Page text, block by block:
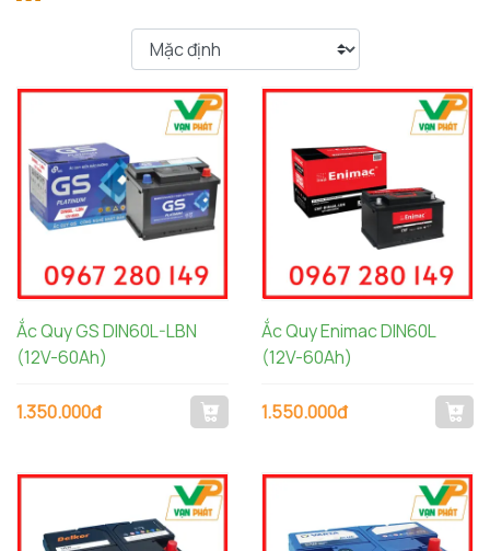
Ắc Quy GS DIN60L-LBN
(12V-60Ah)
1.350.000đ
Ắc Quy Enimac DIN60L
(12V-60Ah)
1.550.000đ